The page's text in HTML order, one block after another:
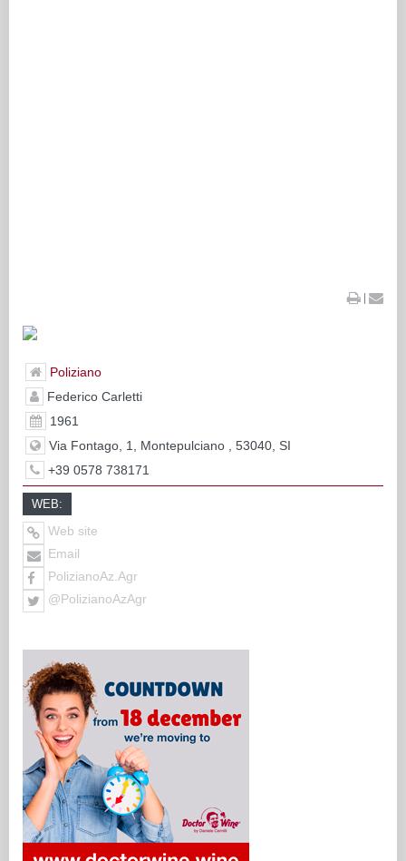
|
Poliziano
Federico Carletti
1961
Via Fontago, 1, Montepulciano , 53040, SI
+39 0578 738171
WEB:
Web site
Email
PolizianoAz.Agr
@PolizianoAzAgr